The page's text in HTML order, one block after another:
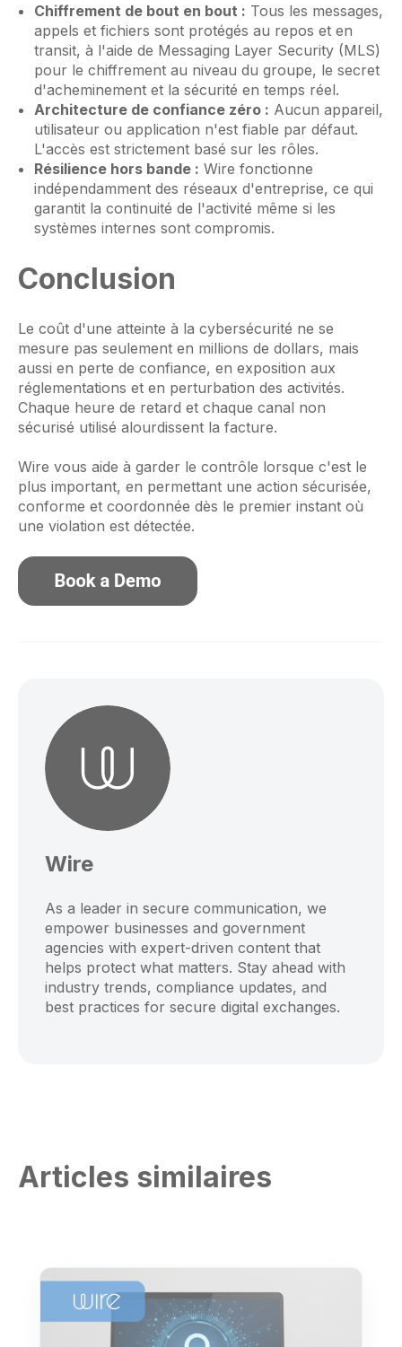
Chiffrement de bout en bout : Tous les messages,
appels et fichiers sont protégés au repos et en
transit, à l'aide de Messaging Layer Security (MLS)
pour le chiffrement au niveau du groupe, le secret
d'acheminement et la sécurité en temps réel.
Architecture de confiance zéro : Aucun appareil,
utilisateur ou application n'est fiable par défaut.
L'accès est strictement basé sur les rôles.
Résilience hors bande : Wire fonctionne
indépendamment des réseaux d'entreprise, ce qui
garantit la continuité de l'activité même si les
systèmes internes sont compromis.
Conclusion
Le coût d'une atteinte à la cybersécurité ne se
mesure pas seulement en millions de dollars, mais
aussi en perte de confiance, en exposition aux
réglementations et en perturbation des activités.
Chaque heure de retard et chaque canal non
sécurisé utilisé alourdissent la facture.
Wire vous aide à garder le contrôle lorsque c'est le
plus important, en permettant une action sécurisée,
conforme et coordonnée dès le premier instant où
une violation est détectée.
Wire
As a leader in secure communication, we
empower businesses and government
agencies with expert-driven content that
helps protect what matters. Stay ahead with
industry trends, compliance updates, and
best practices for secure digital exchanges.
Articles similaires